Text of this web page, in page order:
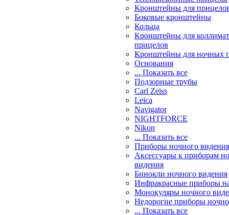
Кронштейны для
Боковые кронштейны
Кольца
Кронштейны для
прицелов
Кронштейны для ночных
Основания
... Показать все
Подзорные трубы
Carl Zeiss
Leica
Navigator
NIGHTFORCE
Nikon
... Показать все
Приборы ночного видения
Аксессуары к приборам
видения
Бинокли ночного видения
Инфракрасные приборы
Монокуляры ночного
Недорогие приборы
... Показать все